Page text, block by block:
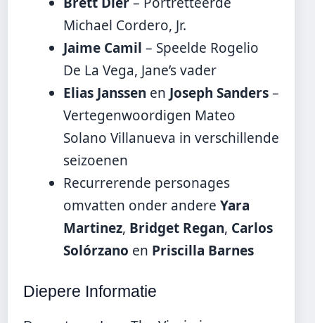
Michael Cordero, Jr.
Jaime Camil – Speelde Rogelio
De La Vega, Jane’s vader
Elias Janssen en Joseph Sanders–
Vertegenwoordigen Mateo
Solano Villanueva in verschillende
seizoenen
Recurrerende personages
omvatten onder andere Yara
Martinez, Bridget Regan, Carlos
Solórzano en Priscilla Barnes
Diepere Informatie